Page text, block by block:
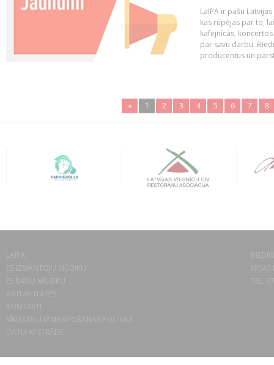
LaIPA ir pašu
kas rūpējas par to,
kafejnīcās,
par savu darbu.
producentus un
« 1 2 3 4 5 6 7 8
LAIPA
ES IZMANTOJU MŪZIKU
ES RADU MŪZIKU
AKTUALITĀTES
KONTAKTI
SĪKDATŅU IZMANTOŠANAS POLITIKA
DATU APSTRĀDE
TEL.